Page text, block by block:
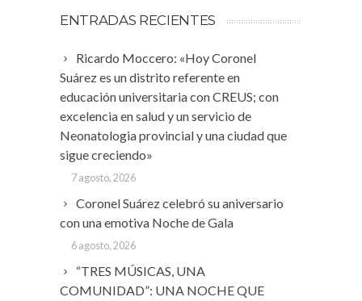
ENTRADAS RECIENTES
Ricardo Moccero: «Hoy Coronel
Suárez es un distrito referente en
educación universitaria con CREUS; con
excelencia en salud y un servicio de
Neonatologia provincial y una ciudad que
sigue creciendo»
7 agosto, 2026
Coronel Suárez celebró su aniversario
con una emotiva Noche de Gala
6 agosto, 2026
“TRES MÚSICAS, UNA
COMUNIDAD”: UNA NOCHE QUE